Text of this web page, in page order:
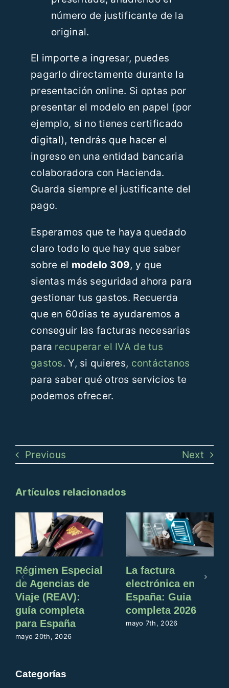
número de justificante de la
original.
El importe a ingresar, puedes
pagarlo directamente durante la
presentación online. Si optas por
presentar el modelo en papel (por
ejemplo, si no tienes certificado
digital), tendrás que hacer el
ingreso en una entidad bancaria
colaboradora con Hacienda.
Guarda siempre el justificante del
pago.
Esperamos que te haya quedado
claro todo lo que hay que saber
sobre el modelo 309, y que
sientas más seguridad ahora para
gestionar tus gastos. Recuerda
que en 60dias te ayudaremos a
conseguir las facturas necesarias
para recuperar el IVA de tus
gastos. Y, si quieres, contáctanos
para saber qué otros servicios te
podemos ofrecer.
Categorías
Previous Next
Artículos relacionados
Régimen Especial
de Agencias de
Viaje (REAV):
guía completa
para España
mayo 20th, 2026
La factura
electrónica en
España: Guia
completa 2026
mayo 7th, 2026